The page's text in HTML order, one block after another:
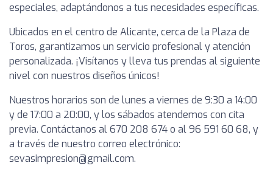
especiales, adaptándonos a tus necesidades específicas.
Ubicados en el centro de Alicante, cerca de la Plaza de
Toros, garantizamos un servicio profesional y atención
personalizada. ¡Visítanos y lleva tus prendas al siguiente
nivel con nuestros diseños únicos!
Nuestros horarios son de lunes a viernes de 9:30 a 14:00
y de 17:00 a 20:00, y los sábados atendemos con cita
previa. Contáctanos al 670 208 674 o al 96 591 60 68, y
a través de nuestro correo electrónico:
sevasimpresion@gmail.com.